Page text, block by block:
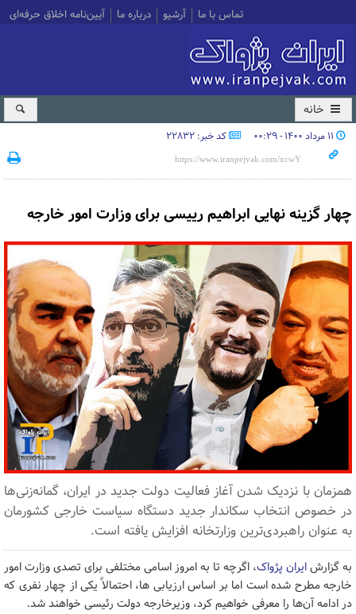
تماس با ما آرشیو درباره ما آیین‌نامه اخلاق حرفه‌ای
خانه
۱۱ مرداد ۱۴۰۰ - ۰۰:۲۹ کد خبر: 22832
چهار گزینه نهایی ابراهیم رییسی برای وزارت امور خارجه
همزمان با نزدیک شدن آغاز فعالیت دولت جدید در ایران، گمانه‌زنی‌ها
در خصوص انتخاب سکاندار جدید دستگاه سیاست خارجی کشورمان
به عنوان راهبردی‌ترین وزارتخانه افزایش یافته است.
به گزارشایران پژواک، اگرچه تا به امروز اسامی مختلفی برای تصدی وزارت امور
خارجه مطرح شده است اما بر اساس ارزیابی ها، احتمالاً یکی از چهار نفری که
در ادامه آن‌ها را معرفی خواهیم کرد، وزیرخارجه دولت رئیسی خواهند شد.